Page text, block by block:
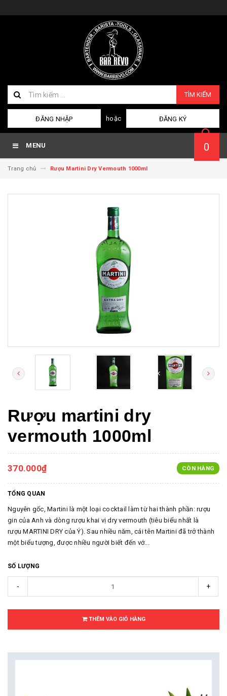
TÌM KIẾM
ĐĂNG NHẬP hoặc ĐĂNG KÝ
MENU 0
Trang chủ Rượu Martini Dry Vermouth 1000ml
Rượu martini dry
vermouth 1000ml
370.000₫ CÒN HÀNG
TỔNG QUAN
Nguyên gốc, Martini là một loại cocktail làm từ hai thành phần: rượu
gin của Anh và dòng rượu khai vị dry vermouth (tiêu biểu nhất là
rượu MARTINI DRY của Ý). Sau nhiều năm, cái tên Martini đã trở thành
một biểu tượng, được nhiều người biết đến vớ...
SỐ LƯỢNG
- +
THÊM VÀO GIỎ HÀNG